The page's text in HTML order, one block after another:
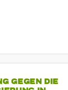
GEGEN DIE